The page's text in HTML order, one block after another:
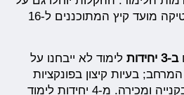
בחינות הבגרות של מתמטיקה מועד קיץ המתוכננים ל-16
ב-3 יחידות
לימוד לא ייבחנו על
בעיות קיצון בפונקציות
שורש ומנה; ובעיות קיצון בקנייה ומכירה. מ-4 יחידות לימוד